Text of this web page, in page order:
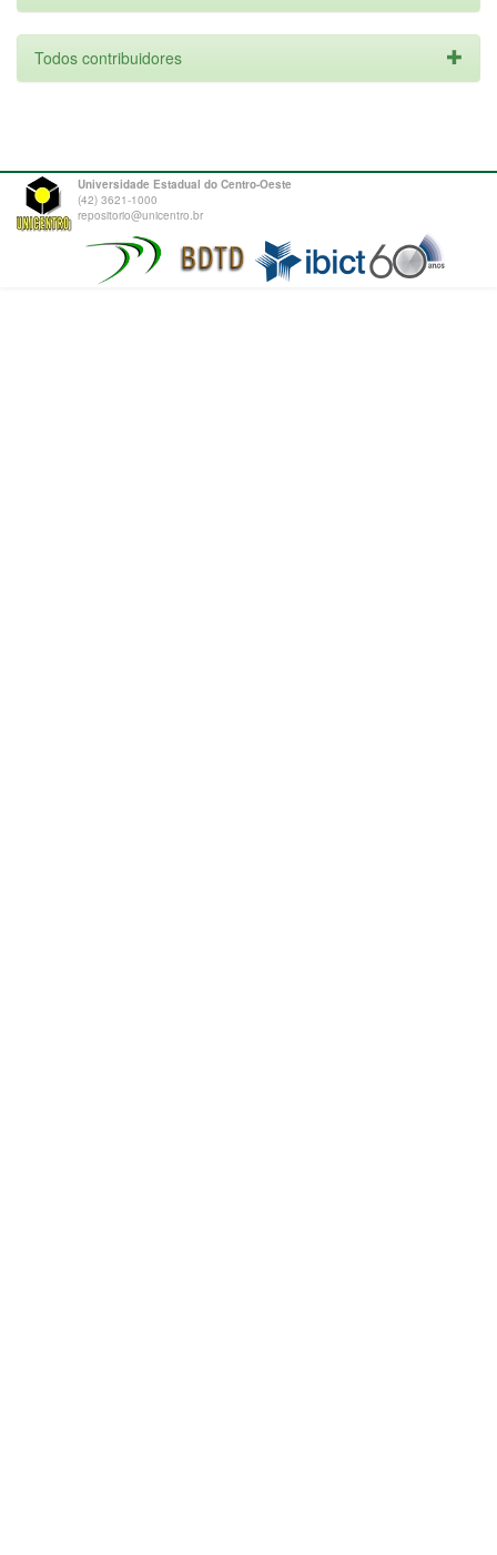
Todos contribuidores
Universidade Estadual do Centro-Oeste
(42) 3621-1000
repositorio@unicentro.br